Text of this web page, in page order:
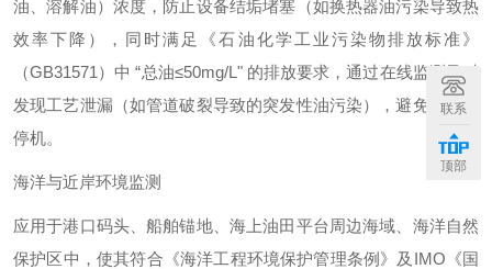
油、溶解油）浓度，防止设备结垢堵塞（如换热器油污染导致热
效率下降），同时满足《石油化学工业污染物排放标准》
（GB31571）中 “总油≤50mg/L" 的排放要求，通过在线监测及时
发现工艺泄漏（如管道破裂导致的突发性油污染），避免非计划
停机。
海洋与近岸环境监测
应用于港口码头、船舶锚地、海上油田平台周边海域、海洋自然
保护区中，使其符合《海洋工程环境保护管理条例》及IMO《国
联系
顶部